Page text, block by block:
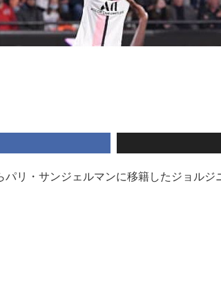
リ・サンジェルマンに移籍したジョルジ